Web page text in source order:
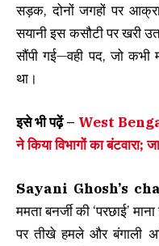
सड़क, दोनों जगहों पर
सयानी इस कसौटी पर खरी
सौंपी गई—वही पद, जो
था।
इसे भी पढ़ें – West
ने किया विभागों का बंटवारा;
Sayani Ghosh’s
ममता बनर्जी की ‘परछाई’
पर तीखे हमले और बंगाली